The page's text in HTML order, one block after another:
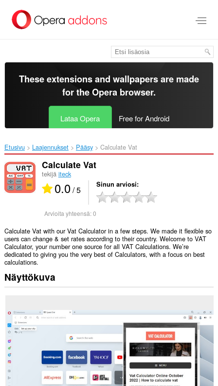
pääsisältöön
These extensions and wallpapers are made
for theOpera browser.
Lataa Opera Free for Android
Etusivu Laajennukset Pääsy Calculate Vat‎
Calculate Vat
tekijä iteck
0.0/ 5 Sinun arviosi
Arvioita yhteensä:0
Calculate Vat with our Vat Calculator in a few steps. We made it flexible so
users can change & set rates according to their country. Welcome to VAT
Calculator, your number one source for all VAT Calculations. We’re
dedicated to giving you the very best of Calculators, with a focus on best
calculations.
Näyttökuva